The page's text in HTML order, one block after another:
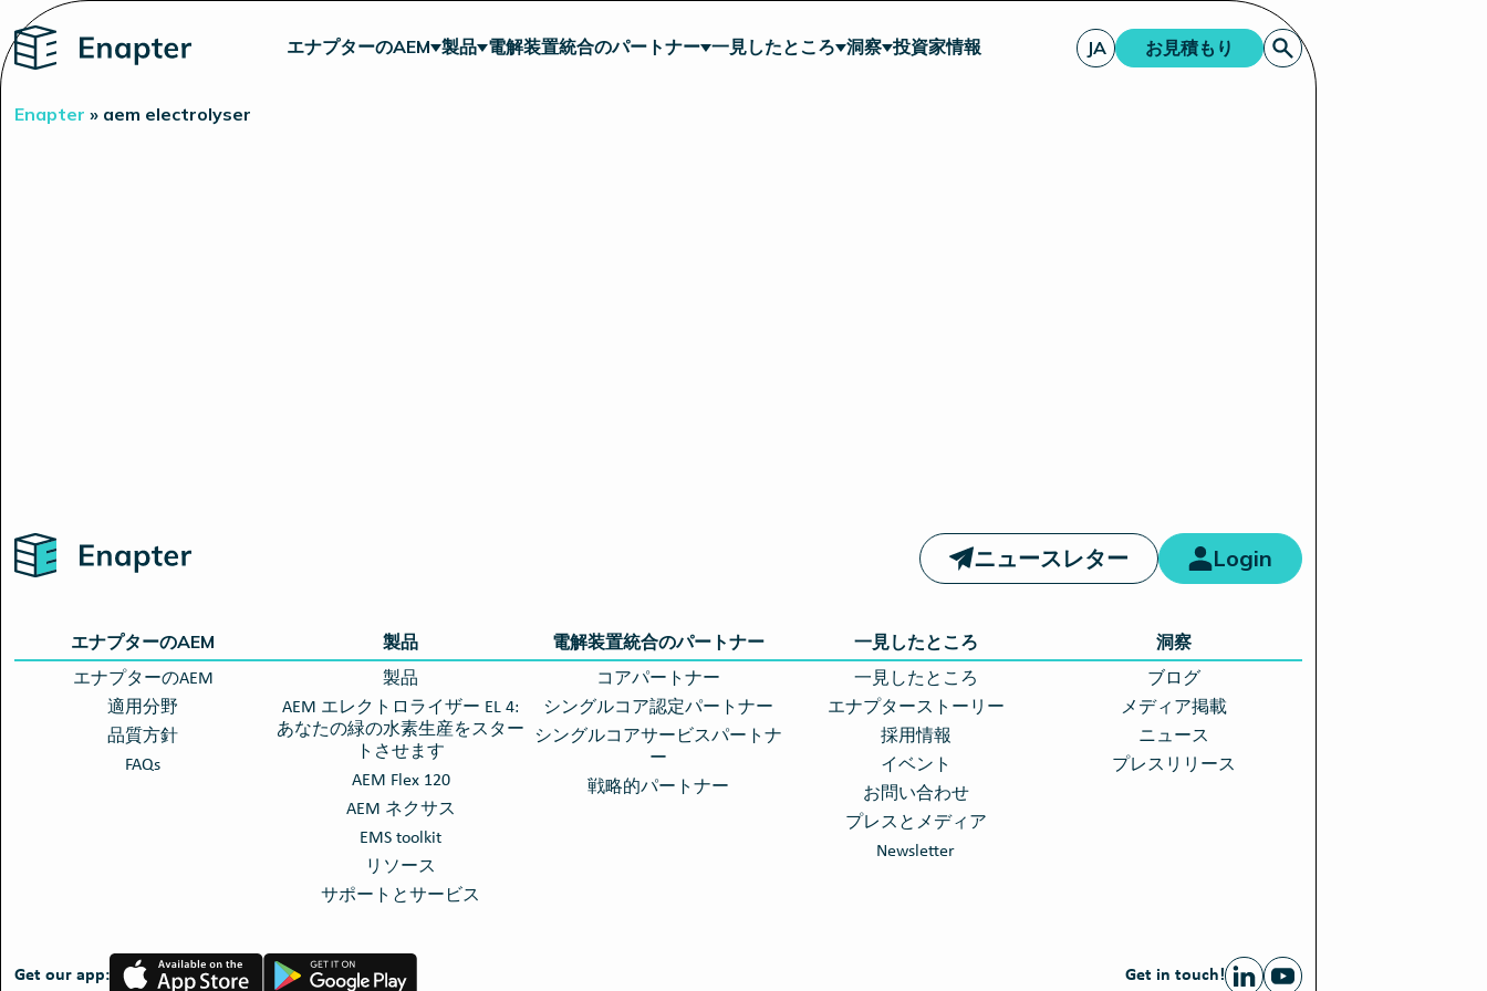
エナプターのAEM 製品 電解装置統合のパートナー 一見したところ 洞察 投資家情報 JA お見積もり
Enapter » aem electrolyser
ニュースレター Login
エナプターのAEM
エナプターのAEM
適用分野
品質方針
FAQs
製品
製品
AEM エレクトロライザー EL 4:
あなたの緑の水素生産をスター
トさせます
AEM Flex 120
AEM ネクサス
EMS toolkit
リソース
サポートとサービス
電解装置統合のパートナー
コアパートナー
シングルコア認定パートナー
シングルコアサービスパートナ
ー
戦略的パートナー
一見したところ
一見したところ
エナプターストーリー
採用情報
イベント
お問い合わせ
プレスとメディア
Newsletter
洞察
ブログ
メディア掲載
ニュース
プレスリリース
Get our app:
App
Store
Google
Play
Get in touch!